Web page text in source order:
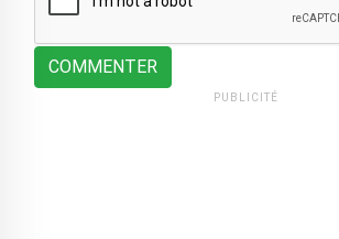
COMMENTER
PUBLICITÉ